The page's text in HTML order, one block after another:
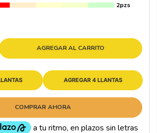
2pzs
AGREGAR AL CARRITO
AGREGAR 4 LLANTAS
COMPRAR AHORA